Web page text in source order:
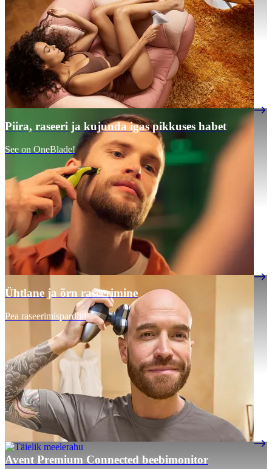
Piira, raseeri ja kujunda igas pikkuses habet
See on OneBlade!
Ühtlane ja õrn raseerimine
Pea raseerimispardlid
Avent Premium Connected beebimonitor